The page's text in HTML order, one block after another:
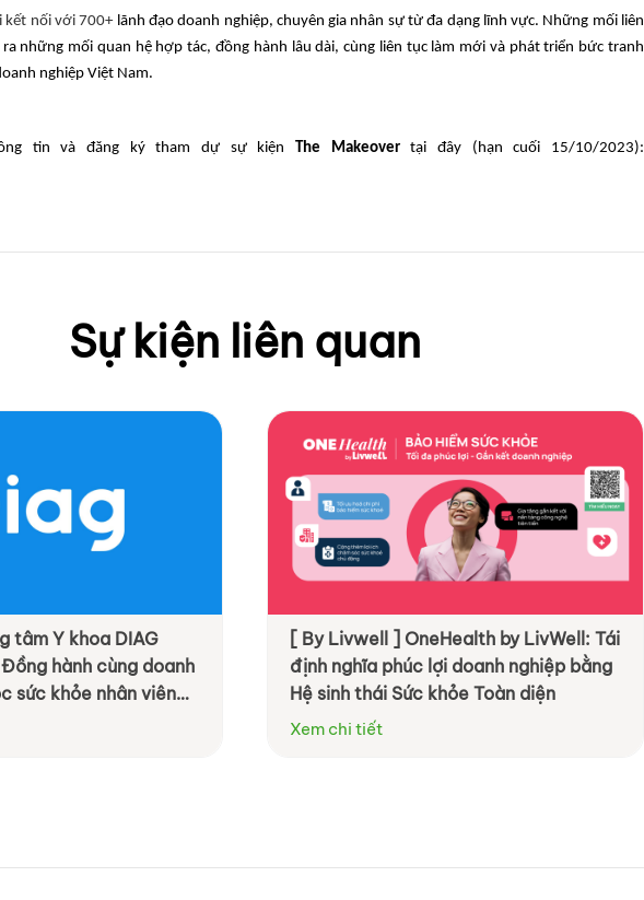
kết nối với 700+ lãnh đạo doanh nghiệp, chuyên gia nhân sự từ đa dạng lĩnh vực. Những mối liên
những mối quan hệ hợp tác, đồng hành lâu dài, cùng liên tục làm mới và phát triển bức tranh
nghiệp Việt Nam.
tin và đăng ký tham dự sự kiện The Makeovertại đây (hạn cuối 15/10/2023):
Sự kiện liên quan
tâm Y khoa DIAG
hành cùng doanh
sức khỏe nhân viên
quả hơn
[ By Livwell ] OneHealth by LivWell: Tái
định nghĩa phúc lợi doanh nghiệp bằng
Hệ sinh thái Sức khỏe Toàn diện
Xem chi tiết